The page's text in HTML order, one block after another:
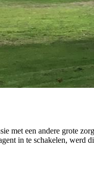
met een andere grote
in te schakelen, werd